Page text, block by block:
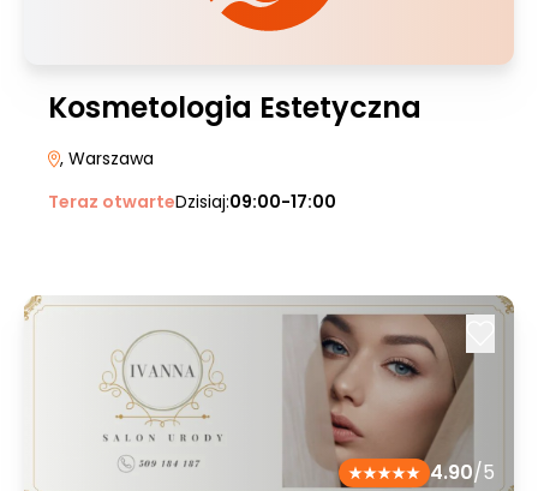
Kosmetologia Estetyczna
, Warszawa
Teraz otwarteDzisiaj:09:00-17:00
4.90/5